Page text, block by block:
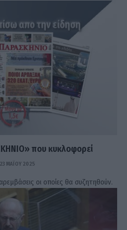
που κυκλοφορεί
23 ΜΑΪ́ΟΥ 2025
οι οποίες θα συζητηθούν.